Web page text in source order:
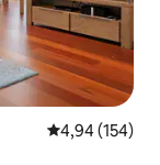
Средна
4,94 (154)